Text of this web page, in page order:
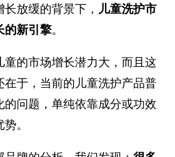
放缓的背景下， 儿童洗护市
的新引擎。
童的市场增长潜力大，而且这
在于，当前的儿童洗护产品普
的问题，单纯依靠成分或功效
。